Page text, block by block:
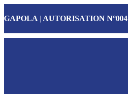
GAPOLA | AUTORISATION